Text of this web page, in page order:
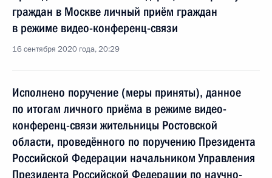
граждан в Москве личный приём граждан
в режиме видео-конференц-связи
16 сентября 2020 года, 20:29
Исполнено поручение (меры приняты), данное
по итогам личного приёма в режиме видео-
конференц-связи жительницы Ростовской
области, проведённого по поручению Президента
Российской Федерации начальником Управления
Президента Российской Федерации по научно-